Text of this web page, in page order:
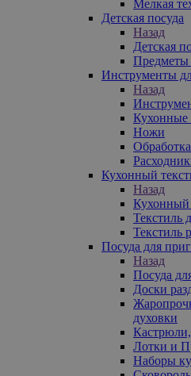
Мелкая
Детская посуда
Назад
Детская
Предметы
Инструменты
Назад
Кухонные
Ножи
Кухонный
Назад
Кухонный
Текстиль
Текстиль
Посуда для
Назад
Посуда
Доски
духовки
Лотки и
Наборы